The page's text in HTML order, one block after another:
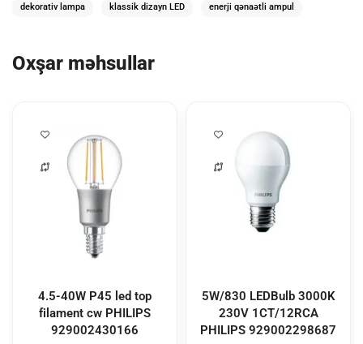
dekorativ lampa klassik dizayn LED enerji qənaətli ampul​
Oxşar məhsullar
4.5-40W P45 led top
filament cw PHILIPS
929002430166
5W/830 LEDBulb 3000K
230V 1CT/12RCA
PHILIPS 929002298687